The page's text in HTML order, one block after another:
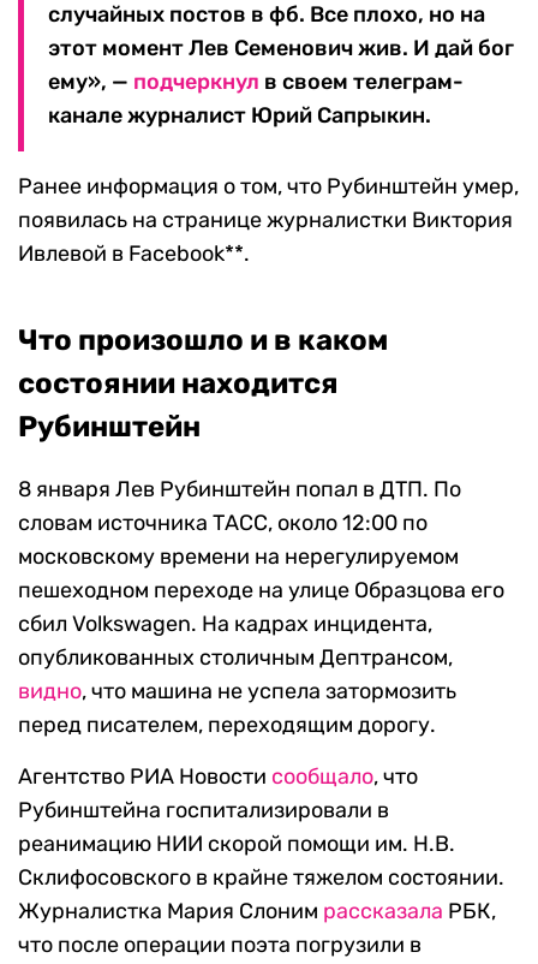
случайных постов в фб. Все плохо, но на
этот момент Лев Семенович жив. И дай бог
ему», — подчеркнул в своем телеграм-
канале журналист Юрий Сапрыкин.
Ранее информация о том, что Рубинштейн умер,
появилась на странице журналистки Виктория
Ивлевой в Facebook**.
Что произошло и в каком
состоянии находится
Рубинштейн
8 января Лев Рубинштейн попал в ДТП. По
словам источника ТАСС, около 12:00 по
московскому времени на нерегулируемом
пешеходном переходе на улице Образцова его
сбил Volkswagen. На кадрах инцидента,
опубликованных столичным Дептрансом,
видно, что машина не успела затормозить
перед писателем, переходящим дорогу.
Агентство РИА Новости сообщало, что
Рубинштейна госпитализировали в
реанимацию НИИ скорой помощи им. Н.В.
Склифосовского в крайне тяжелом состоянии.
Журналистка Мария Слоним рассказала РБК,
что после операции поэта погрузили в